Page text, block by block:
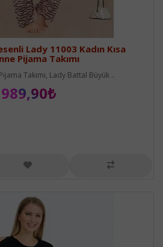
Lady 11003 Kadın Kısa
Pijama Takımı
Takımı, Lady Battal Büyük ..
989,90₺